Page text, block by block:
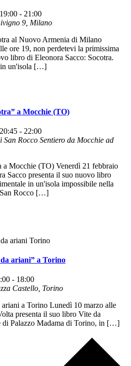
- 21:00
9, Milano
al Nuovo Armenia di Milano
ore 19, non perdetevi la primissima
libro di Eleonora Sacco: Socotra.
in un'isola […]
a Mocchie (TO)
- 22:00
San Rocco Sentiero da Mocchie ad
a Mocchie (TO) Venerdì 21 febbraio
Sacco presenta il suo nuovo libro
in un'isola impossibile nella
San Rocco […]
ariani” a Torino
- 18:00
Castello, Torino
ariani a Torino Lunedì 10 marzo alle
presenta il suo libro Vite da
di Palazzo Madama di Torino, in […]